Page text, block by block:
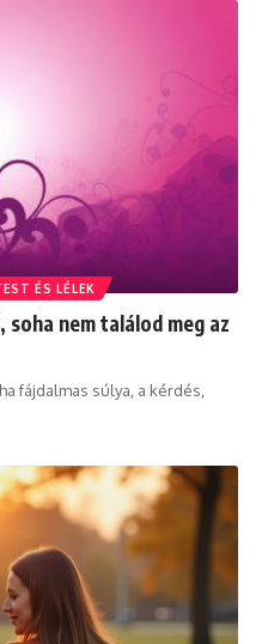
ÉS LÉLEK
nem találod meg az
fájdalmas súlya, a kérdés,